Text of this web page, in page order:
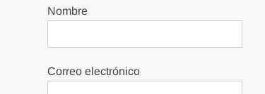
Nombre
Correo electrónico